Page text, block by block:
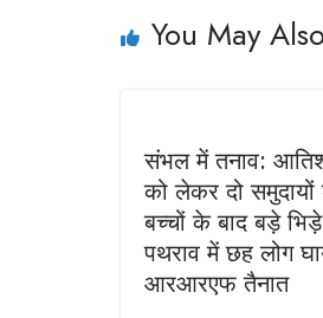
You May
संभल में तनाव:
को लेकर दो
बच्चों के बाद बड़े
पथराव में छह लोग
आरआरएफ तैनात